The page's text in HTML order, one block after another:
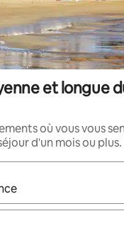
et longue
où vous vous
d'un mois ou plus.
s'affichent, utilisez les